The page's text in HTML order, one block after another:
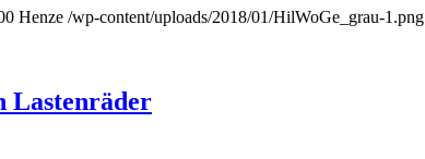
Henze /wp-content/uploads/2018/01/HilWoGe_grau-1.png
Lastenräder